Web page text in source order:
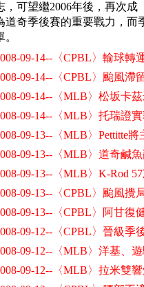
，可望繼2006年後，再次成
道奇季後賽的重要戰力，而
。
09-14--〈CPBL〉輸球轉
09-14--〈CPBL〉颱風滯
09-14--〈MLB〉松坂卡
09-14--〈MLB〉托瑞證
09-13--〈MLB〉Pettitte
09-13--〈MLB〉道奇鹹
09-13--〈MLB〉K-Rod
09-13--〈CPBL〉颱風攪
09-13--〈CPBL〉阿甘復
09-12--〈CPBL〉晉級季
09-12--〈MLB〉洋基、
09-12--〈MLB〉拉米雙